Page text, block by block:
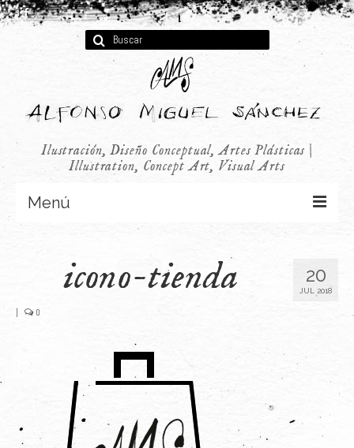
Buscar
por:
Ilustración, Diseño Conceptual, Artes Plásticas |
Illustration, Concept Art, Visual Arts
Menú
Infantil
Audiovisual
Últimos Proyectos
Sobre el Autor
Clientes
20
JUL 2018
icono-tienda
| 0